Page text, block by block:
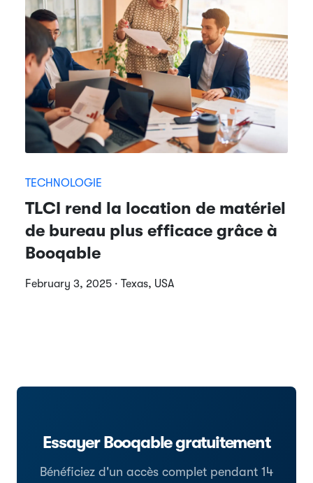
TECHNOLOGIE
TLCI rend la location de matériel
de bureau plus efficace grâce à
Booqable
February 3, 2025 · Texas, USA
Essayer Booqable gratuitement
Bénéficiez d'un accès complet pendant 14